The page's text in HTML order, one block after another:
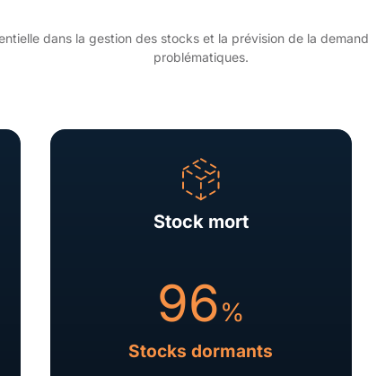
dans la gestion des stocks et la prévision de la
problématiques.
Stock mort
96%
Stocks dormants